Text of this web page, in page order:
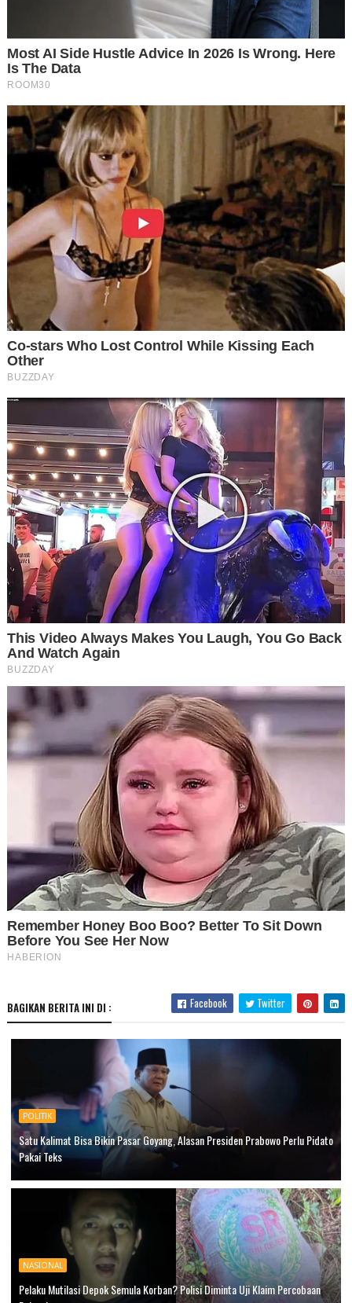
BAGIKAN BERITA INI DI : Facebook Twitter
POLITIK
Satu Kalimat Bisa Bikin Pasar Goyang, Alasan Presiden Prabowo Perlu Pidato
Pakai Teks
NASIONAL
Pelaku Mutilasi Depok Semula Korban? Polisi Diminta Uji Klaim Percobaan